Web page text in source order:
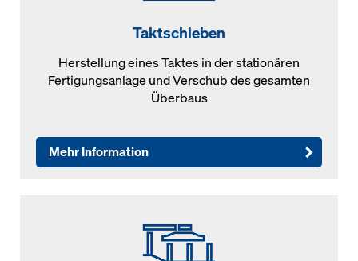
Taktschieben
Herstellung eines Taktes in der stationären
Fertigungsanlage und Verschub des gesamten
Überbaus
Mehr Information